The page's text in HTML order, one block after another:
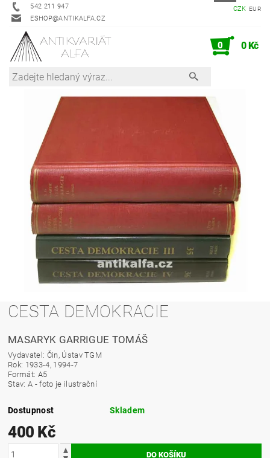
542 211 947
ESHOP@ANTIKALFA.CZ
CZK EUR
0 0 Kč
CESTA DEMOKRACIE
MASARYK GARRIGUE TOMÁŠ
Vydavatel: Čin, Ústav TGM
Rok: 1933-4, 1994-7
Formát: A5
Stav: A - foto je ilustrační
Dostupnost Skladem
400 Kč